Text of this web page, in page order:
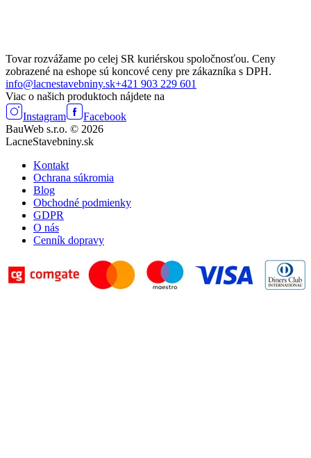
Tovar rozvážame po celej SR kuriérskou spoločnosťou. Ceny
zobrazené na eshope sú koncové ceny pre zákazníka s DPH.
info@lacnestavebniny.sk+421 903 229 601
Viac o našich produktoch nájdete na
Instagram
Facebook
BauWeb s.r.o. © 2026
LacneStavebniny.sk
Kontakt
Ochrana súkromia
Blog
Obchodné podmienky
GDPR
O nás
Cenník dopravy